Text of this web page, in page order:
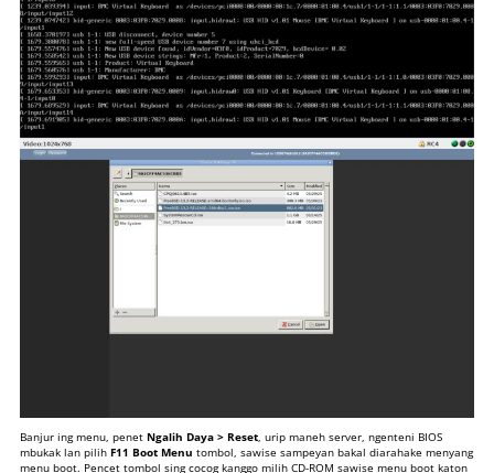
Banjur ing menu, penet Ngalih Daya > Reset, urip maneh server, ngenteni BIOS
mbukak lan pilih F11 Boot Menu tombol, sawise sampeyan bakal diarahake menyang
menu boot. Pencet tombol sing cocog kanggo milih CD-ROM sawise menu boot katon